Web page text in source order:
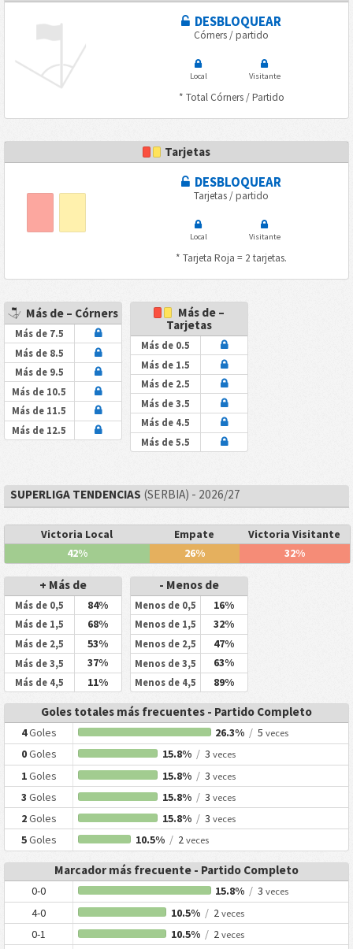
DESBLOQUEAR
Córners / partido
Local Visitante
* Total Córners / Partido
Tarjetas
DESBLOQUEAR
Tarjetas / partido
Local Visitante
* Tarjeta Roja = 2 tarjetas.
Más de – Córners
Más de 7.5
Más de 8.5
Más de 9.5
Más de 10.5
Más de 11.5
Más de 12.5
Más de –
Tarjetas
Más de 0.5
Más de 1.5
Más de 2.5
Más de 3.5
Más de 4.5
Más de 5.5
SUPERLIGA TENDENCIAS (SERBIA) - 2026/27
Victoria Local Empate
Victoria Visitante
42%
26% 32%
+ Más de
Más de 0,5 84%
Más de 1,5 68%
Más de 2,5 53%
Más de 3,5 37%
Más de 4,5 11%
- Menos de
Menos de 0,5 16%
Menos de 1,5 32%
Menos de 2,5 47%
Menos de 3,5 63%
Menos de 4,5 89%
Goles totales más frecuentes - Partido Completo
4Goles 26.3% / 5veces
0Goles 15.8% /3 veces
1Goles 15.8% /3 veces
3 Goles 15.8% /3 veces
2Goles 15.8% /3 veces
5Goles 10.5% /2 veces
Marcador más frecuente - Partido Completo
0-0 15.8% / 3veces
4-0 10.5% /2 veces
0-1 10.5% /2 veces